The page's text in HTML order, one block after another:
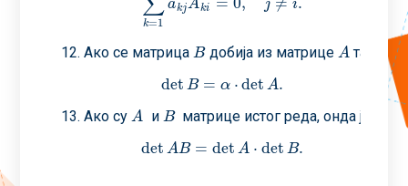
k=1
akjAki j i
∑k=1na kjA ki= ≠ .
Ако се матрица B
Bдобија из матрице A
A тако
det B = α ⋅ det A.
det B= α⋅ detA.
Ако су A
A и B
Bматрице истог реда, онда је
det AB = det A ⋅ det B.
detA B= detA⋅detB.